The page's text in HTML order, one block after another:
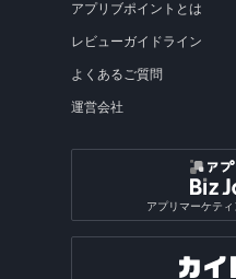
アプリブポイントとは
レビューガイドライン
よくあるご質問
運営会社
アプリマーケテ